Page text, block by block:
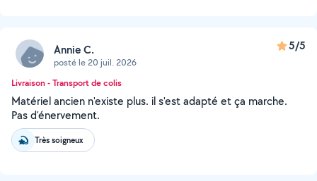
Annie C.
posté le 20 juil. 2026
5/5
Livraison - Transport de colis
Matériel ancien n'existe plus. il s'est adapté et ça marche.
Pas d'énervement.
Très soigneux